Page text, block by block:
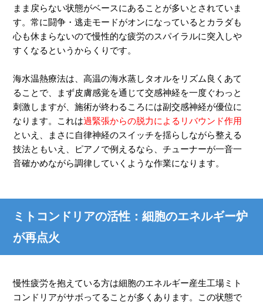
まま戻らない状態がベースにあることが多いとされていま
す。常に闘争・逃走モードがオンになっているとカラダも
心も休まらないので慢性的な疲労のスパイラルに突入しや
すくなるというからくりです。
海水温熱療法は、高温の海水蒸しタオルをリズム良くあて
ることで、まず皮膚感覚を通じて交感神経を一度ぐわっと
刺激しますが、施術が終わるころには副交感神経が優位に
なります。これは過緊張からの脱力によるリバウンド作用
といえ、まさに自律神経のスイッチを揺らしながら整える
技法ともいえ、ピアノで例えるなら、チューナーが一音一
音確かめながら調律していくような作業になります。
ミトコンドリアの活性：細胞のエネルギー炉
が再点火
慢性疲労を抱えている方は細胞のエネルギー産生工場ミト
コンドリアがサボってることが多くあります。この状態で